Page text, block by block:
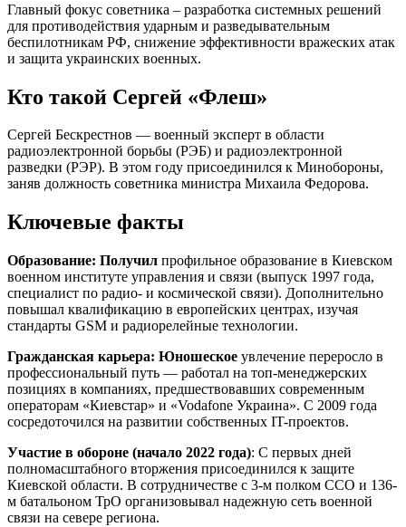
Главный фокус советника – разработка системных решений
для противодействия ударным и разведывательным
беспилотникам РФ, снижение эффективности вражеских атак
и защита украинских военных.
Кто такой Сергей «Флеш»
Сергей Бескрестнов — военный эксперт в области
радиоэлектронной борьбы (РЭБ) и радиоэлектронной
разведки (РЭР). В этом году присоединился к Минобороны,
заняв должность советника министра Михаила Федорова.
Ключевые факты
Образование: Получил профильное образование в Киевском
военном институте управления и связи (выпуск 1997 года,
специалист по радио- и космической связи). Дополнительно
повышал квалификацию в европейских центрах, изучая
стандарты GSM и радиорелейные технологии.
Гражданская карьера: Юношеское увлечение переросло в
профессиональный путь — работал на топ-менеджерских
позициях в компаниях, предшествовавших современным
операторам «Киевстар» и «Vodafone Украина». С 2009 года
сосредоточился на развитии собственных IT-проектов.
Участие в обороне (начало 2022 года): С первых дней
полномасштабного вторжения присоединился к защите
Киевской области. В сотрудничестве с 3-м полком ССО и 136-
м батальоном ТрО организовывал надежную сеть военной
связи на севере региона.